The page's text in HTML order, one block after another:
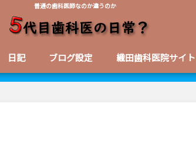
普通の歯科医師なのか違うのか
日記 ブログ設定 織田歯科医院サイト